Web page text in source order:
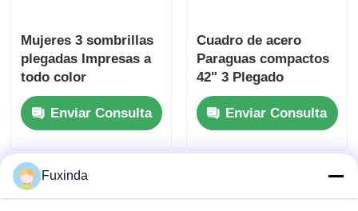
Mujeres 3 sombrillas
plegadas Impresas a
todo color
Enviar Consulta
Cuadro de acero
Paraguas compactos
42" 3 Plegado
Paraguas
conmemorativos
Enviar Consulta
Fuxinda